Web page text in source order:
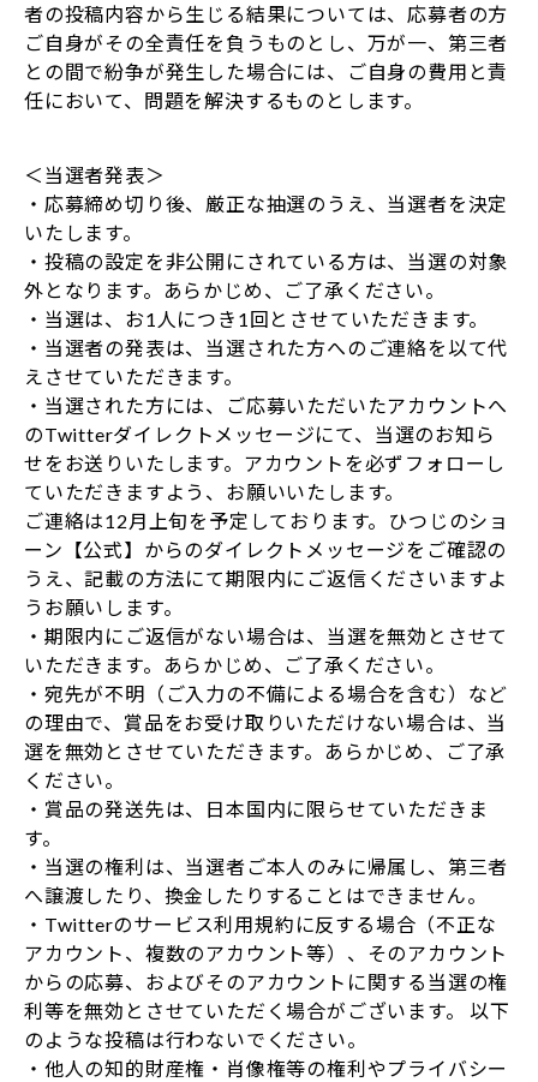
者の投稿内容から生じる結果については、応募者の方
ご自身がその全責任を負うものとし、万が一、第三者
との間で紛争が発生した場合には、ご自身の費用と責
任において、問題を解決するものとします。
＜当選者発表＞
・応募締め切り後、厳正な抽選のうえ、当選者を決定
いたします。
・投稿の設定を非公開にされている方は、当選の対象
外となります。あらかじめ、ご了承ください。
・当選は、お1人につき1回とさせていただきます。
・当選者の発表は、当選された方へのご連絡を以て代
えさせていただきます。
・当選された方には、ご応募いただいたアカウントへ
のTwitterダイレクトメッセージにて、当選のお知ら
せをお送りいたします。アカウントを必ずフォローし
ていただきますよう、お願いいたします。
ご連絡は12月上旬を予定しております。ひつじのショ
ーン【公式】からのダイレクトメッセージをご確認の
うえ、記載の方法にて期限内にご返信くださいますよ
うお願いします。
・期限内にご返信がない場合は、当選を無効とさせて
いただきます。あらかじめ、ご了承ください。
・宛先が不明（ご入力の不備による場合を含む）など
の理由で、賞品をお受け取りいただけない場合は、当
選を無効とさせていただきます。あらかじめ、ご了承
ください。
・賞品の発送先は、日本国内に限らせていただきま
す。
・当選の権利は、当選者ご本人のみに帰属し、第三者
へ譲渡したり、換金したりすることはできません。
・Twitterのサービス利用規約に反する場合（不正な
アカウント、複数のアカウント等）、そのアカウント
からの応募、およびそのアカウントに関する当選の権
利等を無効とさせていただく場合がございます。 以下
のような投稿は行わないでください。
・他人の知的財産権・肖像権等の権利やプライバシー